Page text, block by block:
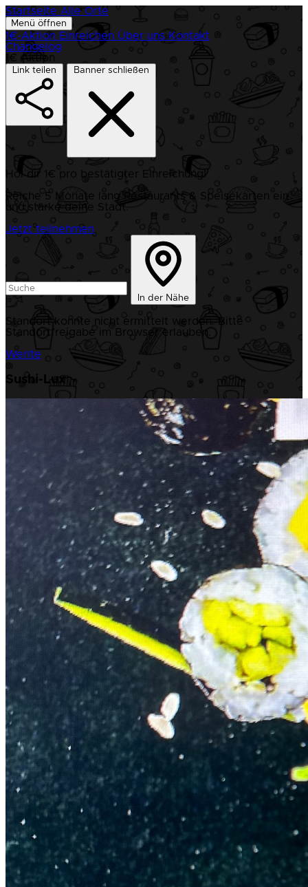
Startseite Alle Orte
Menü öffnen
1€-Aktion Einreichen Über uns Kontakt
Changelog
1€ Aktion
Link teilen Banner schließen
Hol dir 1€ pro bestätigter Einreichung!
Reiche 5 Monate lang Restaurants & Speisekarten ein
und stärke deine Stadt.
Jetzt teilnehmen
In der Nähe
Standort konnte nicht ermittelt werden. Bitte
Standortfreigabe im Browser erlauben.
Werlte
Sushi-Lux